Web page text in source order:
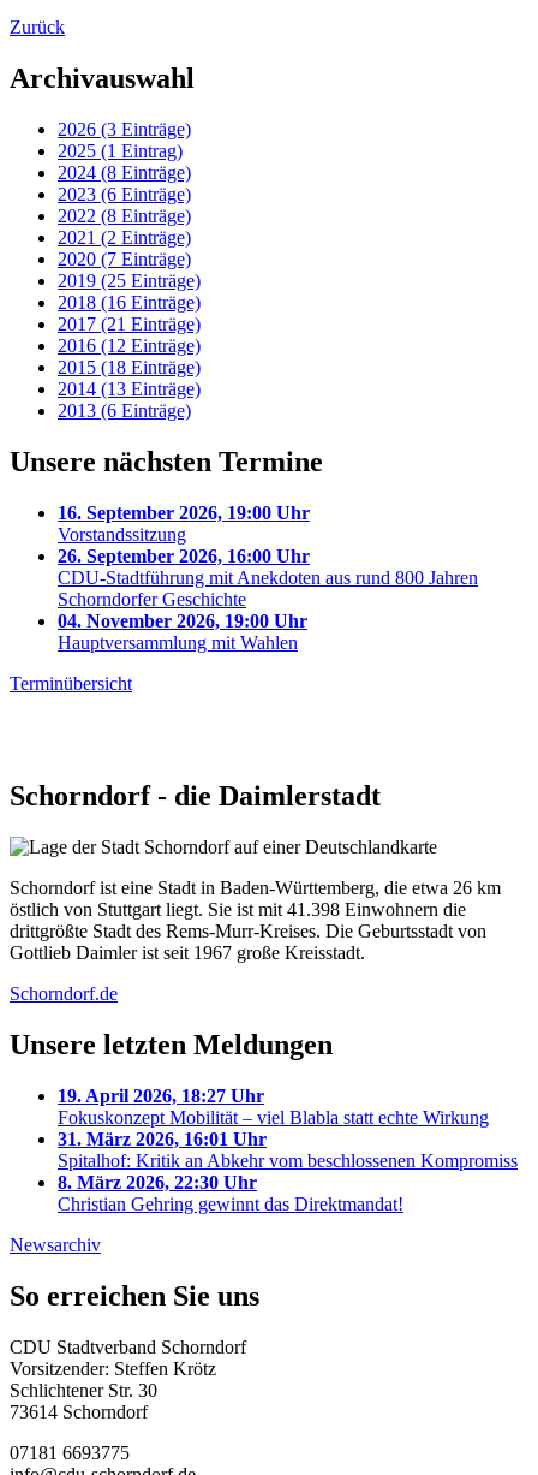
Zurück
Archivauswahl
2026 (3 Einträge)
2025 (1 Eintrag)
2024 (8 Einträge)
2023 (6 Einträge)
2022 (8 Einträge)
2021 (2 Einträge)
2020 (7 Einträge)
2019 (25 Einträge)
2018 (16 Einträge)
2017 (21 Einträge)
2016 (12 Einträge)
2015 (18 Einträge)
2014 (13 Einträge)
2013 (6 Einträge)
Unsere nächsten Termine
16. September 2026, 19:00 Uhr
Vorstandssitzung
26. September 2026, 16:00 Uhr
CDU-Stadtführung mit Anekdoten aus rund 800 Jahren
Schorndorfer Geschichte
04. November 2026, 19:00 Uhr
Hauptversammlung mit Wahlen
Terminübersicht
Schorndorf - die Daimlerstadt
Schorndorf ist eine Stadt in Baden-Württemberg, die etwa 26 km
östlich von Stuttgart liegt. Sie ist mit 41.398 Einwohnern die
drittgrößte Stadt des Rems-Murr-Kreises. Die Geburtsstadt von
Gottlieb Daimler ist seit 1967 große Kreisstadt.
Schorndorf.de
Unsere letzten Meldungen
19. April 2026, 18:27 Uhr
Fokuskonzept Mobilität – viel Blabla statt echte Wirkung
31. März 2026, 16:01 Uhr
Spitalhof: Kritik an Abkehr vom beschlossenen Kompromiss
8. März 2026, 22:30 Uhr
Christian Gehring gewinnt das Direktmandat!
Newsarchiv
So erreichen Sie uns
CDU Stadtverband Schorndorf
Vorsitzender: Steffen Krötz
Schlichtener Str. 30
73614 Schorndorf
07181 6693775